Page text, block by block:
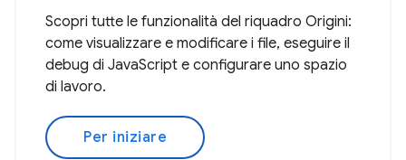
Scopri tutte le funzionalità del riquadro Origini:
come visualizzare e modificare i file, eseguire il
debug di JavaScript e configurare uno spazio
di lavoro.
Per iniziare